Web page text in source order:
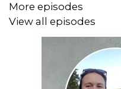
The pitt (Série)
Laura :
https://
More episodes
View all episodes